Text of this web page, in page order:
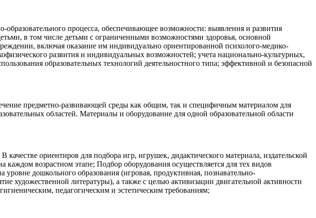
процесса, обеспечивающее возможности: выявления и развития
в том числе детьми с ограниченными возможностями здоровья, основной
включая оказание им индивидуально ориентированной психолого-медико-
развития и индивидуальных возможностей; учета национально-культурных,
образовательных технологий деятельностного типа; эффективной и безопасной
предметно-развивающей среды как общим, так и специфичным материалом для
областей. Материалы и оборудование для одной образовательной области
ориентиров для подбора игр, игрушек, дидактического материала, издательской
возрастном этапе; Подбор оборудования осуществляется для тех видов
дошкольного образования (игровая, продуктивная, познавательно-
художественной литературы), а также с целью активизации двигательной активности
педагогическим и эстетическим требованиям;